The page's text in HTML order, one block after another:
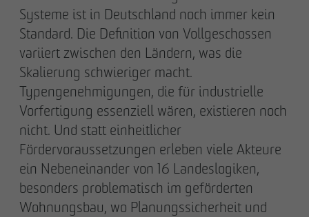
Systeme ist in Deutschland noch immer kein
Standard. Die Definition von Vollgeschossen
variiert zwischen den Ländern, was die
Skalierung schwieriger macht.
Typengenehmigungen, die für industrielle
Vorfertigung essenziell wären, existieren noch
nicht. Und statt einheitlicher
Fördervoraussetzungen erleben viele Akteure
ein Nebeneinander von 16 Landeslogiken,
besonders problematisch im geförderten
Wohnungsbau, wo Planungssicherheit und